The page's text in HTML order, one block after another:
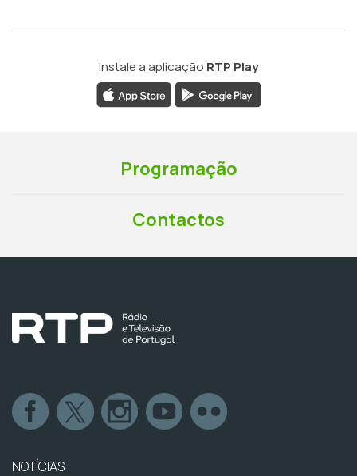
Instale a aplicação RTP Play
Programação
Contactos
NOTÍCIAS